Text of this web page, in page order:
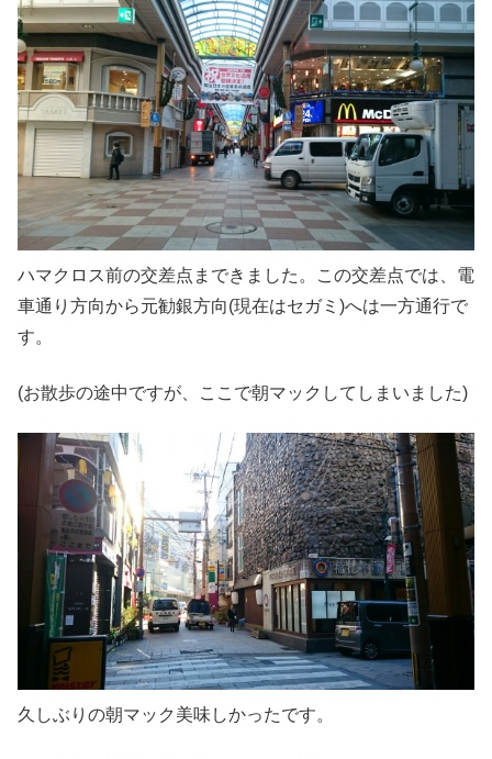
ハマクロス前の交差点まできました。この交差点では、電
車通り方向から元勧銀方向(現在はセガミ)へは一方通行で
す。
(お散歩の途中ですが、ここで朝マックしてしまいました)
久しぶりの朝マック美味しかったです。